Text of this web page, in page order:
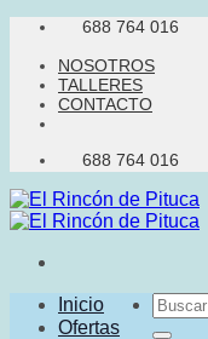
Saltar
contenido
688 764 016
NOSOTROS
TALLERES
CONTACTO
688 764 016
Buscar
por:
Inicio
Ofertas